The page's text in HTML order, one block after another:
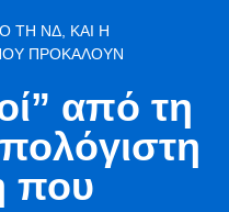
ΤΗ ΝΔ, ΚΑΙ Η
ΠΡΟΚΑΛΟΎΝ
από τη
που